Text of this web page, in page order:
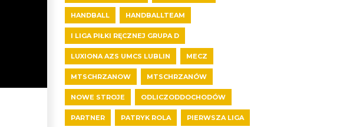
HANDBALL HANDBALLTEAM
I LIGA PIŁKI RĘCZNEJ GRUPA D
LUXIONA AZS UMCS LUBLIN MECZ
MTSCHRZANOW MTSCHRZANÓW
NOWE STROJE ODLICZODDOCHODÓW
PARTNER PATRYK ROLA PIERWSZA LIGA